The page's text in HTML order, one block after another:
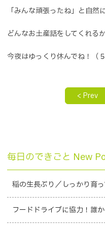
「みんな頑張ったね」と自然
どんなお土産話をしてくれる
今夜はゆっくり休んでね！（５
< Prev
毎日のできごと New
稲の生長ぶり／しっかり育っ
フードドライブに協力！誰